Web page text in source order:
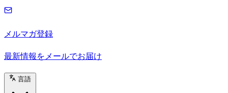
メルマガ登録
最新情報をメールでお届け
言語